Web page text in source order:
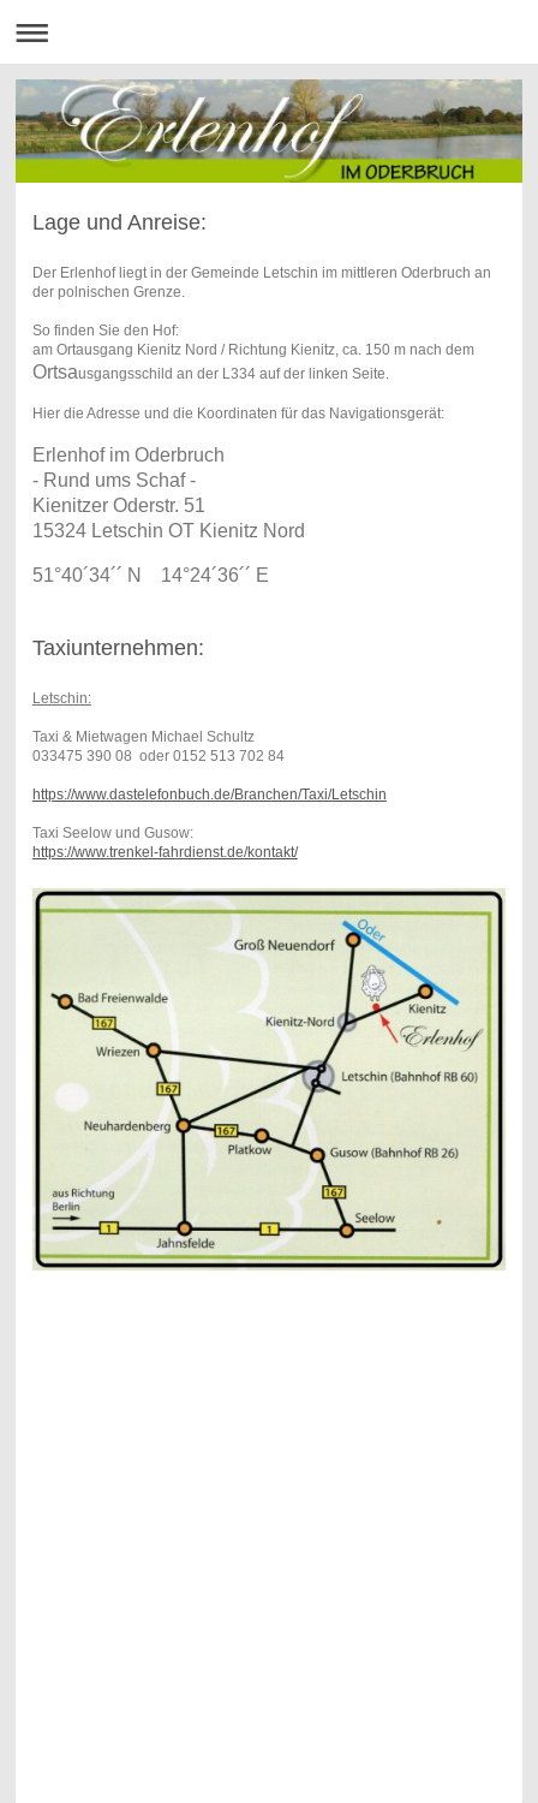
Lage und Anreise:
Der Erlenhof liegt in der Gemeinde Letschin im mittleren Oderbruch an
der polnischen Grenze.
So finden Sie den Hof:
am Ortausgang Kienitz Nord / Richtung Kienitz, ca. 150 m nach dem
Ortsausgangsschild an der L334 auf der linken Seite.
Hier die Adresse und die Koordinaten für das Navigationsgerät:
Erlenhof im Oderbruch
- Rund ums Schaf -
Kienitzer Oderstr. 51
15324 Letschin OT Kienitz Nord
51°40´34´´ N 14°24´36´´ E
Taxiunternehmen:
Letschin:
Taxi & Mietwagen Michael Schultz
033475 390 08 oder 0152 513 702 84
https://www.dastelefonbuch.de/Branchen/Taxi/Letschin
Taxi Seelow und Gusow:
https://www.trenkel-fahrdienst.de/kontakt/